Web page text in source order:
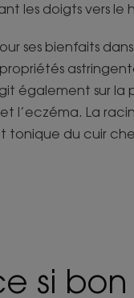
les doigts vers le
ses bienfaits dans
également sur la
l’eczéma. La
tonique du cuir
si